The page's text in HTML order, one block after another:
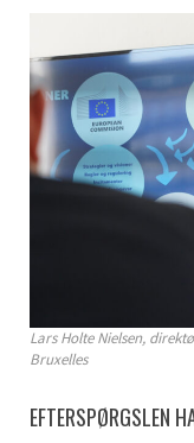
Lars Holte Nielsen,
Bruxelles
EFTERSPØRGSLEN